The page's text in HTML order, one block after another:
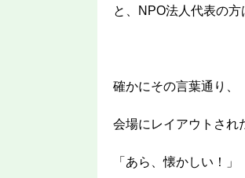
と、NPO法人代表の
確かにその言葉通り、
会場にレイアウトされ
「あら、懐かしい！